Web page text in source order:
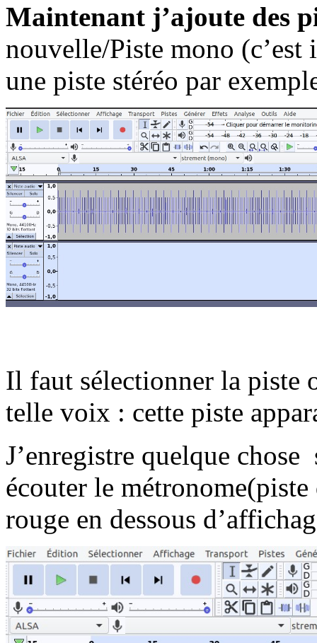
Maintenant j’ajoute des
nouvelle/Piste mono
une piste stéréo par
Il faut sélectionner la piste
telle voix : cette piste
J’enregistre quelque
écouter le
rouge en dessous